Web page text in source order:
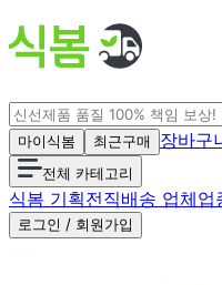
마이식봄
최근구매 장바구
전체 카테고리
식봄 기획전직배송 업체업
로그인 / 회원가입